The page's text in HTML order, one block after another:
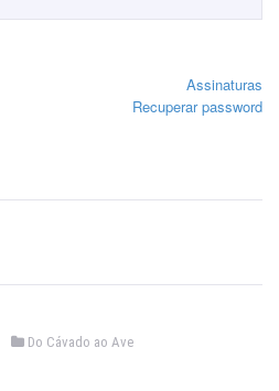
Assinaturas
Recuperar password
Do Cávado ao Ave